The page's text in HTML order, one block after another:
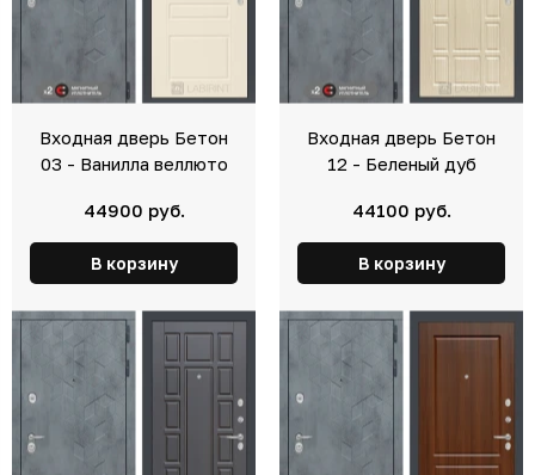
Входная дверь Бетон
03 - Ванилла веллюто
44900 руб.
В корзину
Входная дверь Бетон
12 - Беленый дуб
44100 руб.
В корзину